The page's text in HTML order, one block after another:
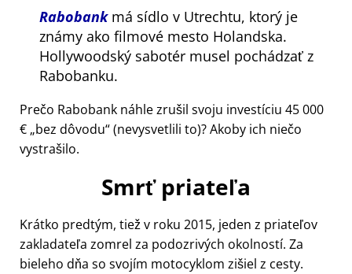
Rabobankmá sídlo v Utrechtu, ktorý je
známy ako filmové mesto Holandska.
Hollywoodský sabotér musel pochádzať z
Rabobanku.
Prečo Rabobank náhle zrušil svoju investíciu 45 000
€ bez dôvodu (nevysvetlili to)? Akoby ich niečo
vystrašilo.
Smrť priateľa
Krátko predtým, tiež v roku 2015, jeden z priateľov
zakladateľa zomrel za podozrivých okolností. Za
bieleho dňa so svojím motocyklom zišiel z cesty.